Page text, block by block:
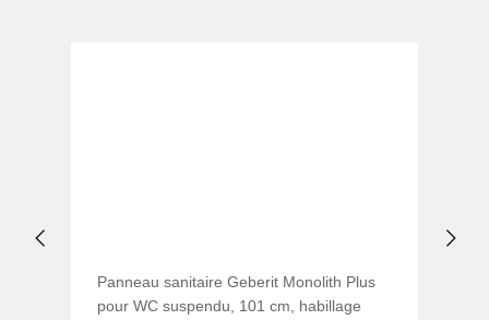
Panneau sanitaire Geberit Monolith Plus
pour WC suspendu, 101 cm, habillage